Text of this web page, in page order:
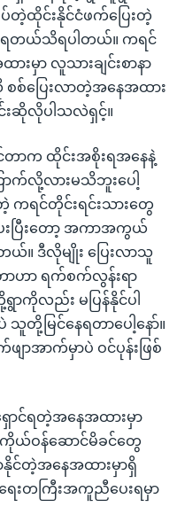
ထိုင်းနိုင်ငံဖက်ပြေးတဲ့
တယ်သိရပါတယ်။ ကရင်
မှာ လူသားချင်းစာနာ
စစ်ပြေးလာတဲ့အနေအထား
းဆိုလိုပါသလဲရှင့်။
တာက ထိုင်းအစိုးရအနေနဲ့
လို့လားမသိဘူးပေါ့
တဲ့ ကရင်တိုင်းရင်းသားတွေ
းပြီးတော့ အကာအကွယ်
တယ်။ ဒီလိုမျိုး ပြေးလာသူ
ာဟာ ရက်စက်လွန်းရာ
ကိုလည်း မပြန်နိုင်ပါ
သူတို့မြင်နေရတာပေါ့နော်။
ာအာက်မှာပဲ ဝင်ပုန်းဖြစ်
ာင်ရတဲ့အနေအထားမှာ
ကိုယ်ဝန်ဆောင်မိခင်တွေ
နိုင်တဲ့အနေအထားမှာရှိ
တကြီးအကူညီပေးရမှာ